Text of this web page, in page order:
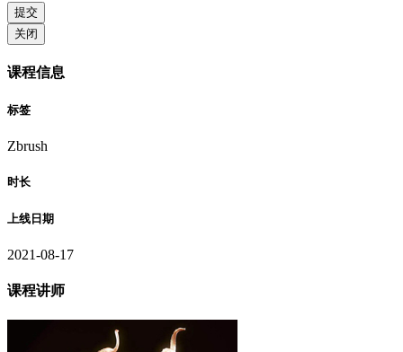
提交
关闭
课程信息
标签
Zbrush
时长
上线日期
2021-08-17
课程讲师